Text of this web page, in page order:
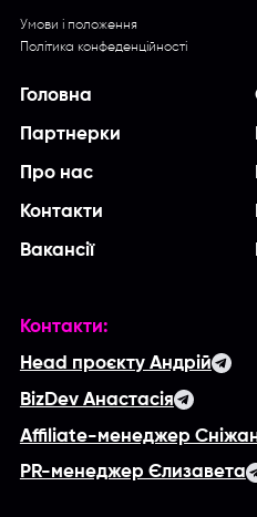
Умови і положення
Політика конфеденційності
Головна
Партнерки
Про нас
Контакти
Вакансії
Контакти:
Head проєкту Андрій
BizDev Анастасія
Affiliate-менеджер
PR-менеджер Єлизавета